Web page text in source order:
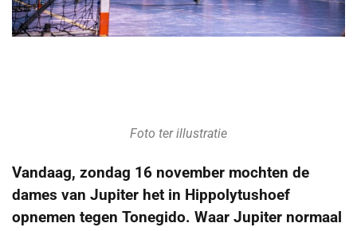
Foto ter illustratie
Vandaag, zondag 16 november mochten de
dames van Jupiter het in Hippolytushoef
opnemen tegen Tonegido. Waar Jupiter normaal